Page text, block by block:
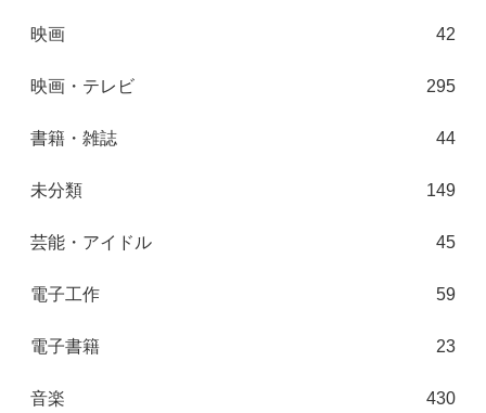
映画 42
映画・テレビ 295
書籍・雑誌 44
未分類 149
芸能・アイドル 45
電子工作 59
電子書籍 23
音楽 430